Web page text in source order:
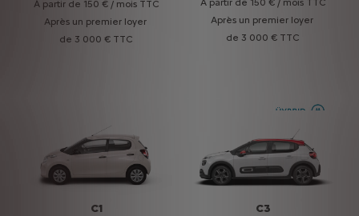
À partir de 150 € / mois TTC
Après un premier loyer
de 3 000 € TTC
Après un premier loyer
de 3 000 € TTC
HYBRIDE
Après un premier loyer
de 3 000 € TTC
C1 C3